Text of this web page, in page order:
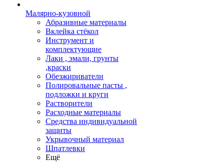
Малярно-кузовной
Абразивные материалы
Вклейка стёкол
Инструмент и
комплектующие
Лаки , эмали, грунты
,краски
Обезжириватели
Полировальные пасты ,
подложки и круги
Растворители
Расходные материалы
Средства индивидуальной
защиты
Укрывочный материал
Шпатлевки
Ещё